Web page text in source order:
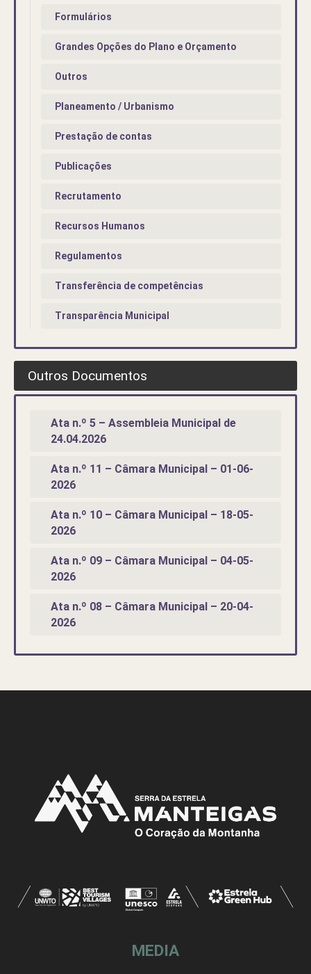
Formulários
Grandes Opções do Plano e Orçamento
Outros
Planeamento / Urbanismo
Prestação de contas
Publicações
Recrutamento
Recursos Humanos
Regulamentos
Transferência de competências
Transparência Municipal
Outros Documentos
Ata n.º 5 – Assembleia Municipal de
24.04.2026
Ata n.º 11 – Câmara Municipal – 01-06-
2026
Ata n.º 10 – Câmara Municipal – 18-05-
2026
Ata n.º 09 – Câmara Municipal – 04-05-
2026
Ata n.º 08 – Câmara Municipal – 20-04-
2026
MEDIA